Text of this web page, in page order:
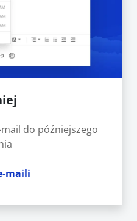
do późniejszego
maili